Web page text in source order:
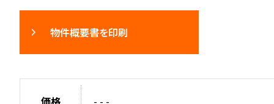
物件概要書を印刷
価格 - - -